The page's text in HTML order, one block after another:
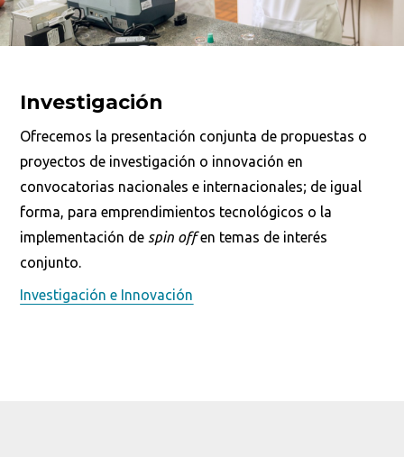
Investigación
Ofrecemos la presentación conjunta de propuestas o
proyectos de investigación o innovación en
convocatorias nacionales e internacionales; de igual
forma, para emprendimientos tecnológicos o la
implementación de spin offen temas de interés
conjunto.
Investigación e Innovación